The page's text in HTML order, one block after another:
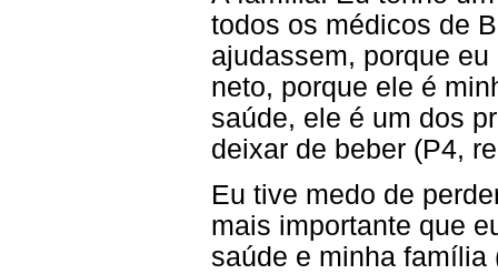
todos os médicos de
ajudassem, porque
neto, porque ele é
saúde, ele é um dos
deixar de beber (P4,
Eu tive medo de
mais importante que
saúde e minha família